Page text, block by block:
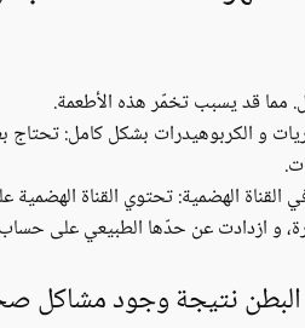
مما قد يسبب تخمّر هذه الأطعمة.
و الكربوهيدرات بشكل كامل: تحتاج
الهضمية: تحتوي القناة
و ازدادت عن حدّها الطبيعي على حساب
نتيجة وجود مشاكل